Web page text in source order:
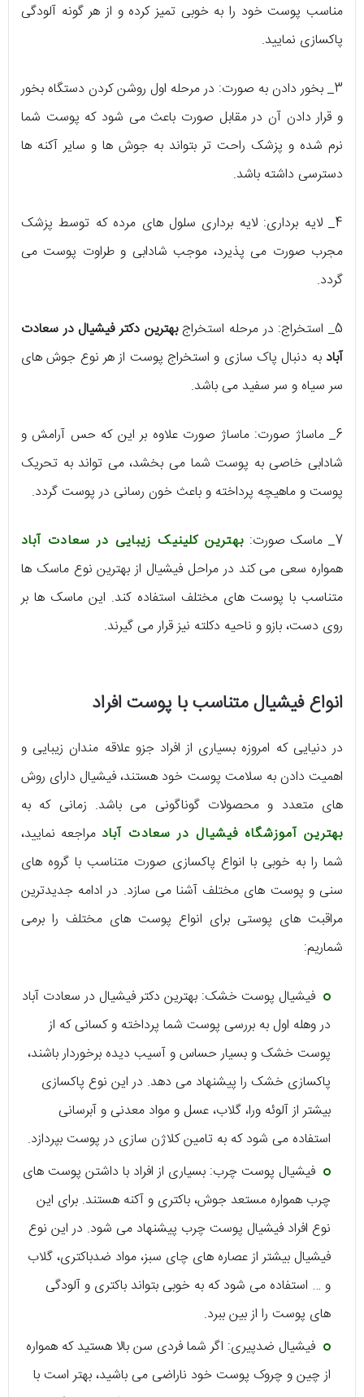
مناسب پوست خود را به خوبی تمیز کرده و از هر گونه آلودگی
پاکسازی نمایید.
3_ بخور دادن به صورت: در مرحله‌ اول روشن کردن دستگاه بخور
و قرار دادن آن در مقابل صورت باعث می‌ شود که پوست شما
نرم شده و پزشک راحت‌ تر بتواند به جوش‌ ها و سایر آکنه‌ ها
دسترسی داشته باشد.
4_ لایه‌ برداری: لایه برداری سلول‌ های مرده که توسط پزشک
مجرب صورت می‌ پذیرد، موجب شادابی و طراوت پوست می‌
گردد.
5_ استخراج: در مرحله‌ استخراج
بهترین دکتر فیشیال در سعادت‌
آباد به دنبال پاک سازی و استخراج پوست از هر نوع جوش‌ های
سر سیاه و سر سفید می‌ باشد.
6_ ماساژ صورت: ماساژ صورت علاوه بر این که حس آرامش و
شادابی خاصی به پوست شما می‌ بخشد، می‌ تواند به تحریک
پوست و ماهیچه پرداخته و باعث خون‌ رسانی در پوست گردد.
7_ ماسک صورت:
بهترین کلینیک زیبایی در سعادت آباد
همواره سعی می‌ کند در مراحل فیشیال از بهترین نوع ماسک‌ ها
متناسب با پوست‌ های مختلف استفاده کند. این ماسک ها بر
روی دست، بازو و ناحیه دکلته نیز قرار می‌ گیرند.
انواع فیشیال متناسب با پوست افراد
در دنیایی که امروزه بسیاری از افراد جزو علاقه‌ مندان زیبایی و
اهمیت دادن به سلامت پوست خود هستند، فیشیال دارای روش‌
های متعدد و محصولات گوناگونی می‌ باشد. زمانی که به
بهترین آموزشگاه فیشیال در سعادت آباد مراجعه نمایید،
شما را به خوبی با انواع پاکسازی صورت متناسب با گروه‌ های
سنی و پوست‌ های مختلف آشنا می‌ سازد. در ادامه جدیدترین
مراقبت‌ های پوستی برای انواع پوست‌ های مختلف را برمی‌
شماریم:
فیشیال پوست خشک: بهترین دکتر فیشیال در سعادت‌ آباد
در وهله‌ اول به بررسی پوست شما پرداخته و کسانی که از
پوست خشک و بسیار حساس و آسیب دیده برخوردار باشند،
پاکسازی خشک را پیشنهاد می‌ دهد. در این نوع پاکسازی
بیشتر از آلوئه ورا، گلاب، عسل و مواد معدنی و آبرسانی
استفاده می‌ شود که به تامین کلاژن سازی در پوست بپردازد.
فیشیال پوست چرب: بسیاری از افراد با داشتن پوست‌ های
چرب همواره مستعد جوش، باکتری و آکنه هستند. برای این
نوع افراد فیشیال پوست چرب پیشنهاد می‌ شود. در این نوع
فیشیال بیشتر از عصاره‌ های چای سبز، مواد ضدباکتری، گلاب
و … استفاده می‌ شود که به خوبی بتواند باکتری و آلودگی‌
های پوست را از بین ببرد.
فیشیال ضدپیری: اگر شما فردی سن بالا هستید که همواره
از چین و چروک پوست خود ناراضی می‌ باشید، بهتر است با